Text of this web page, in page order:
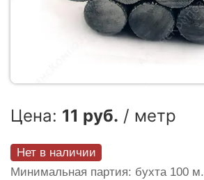
Цена: 11 руб. / метр
Нет в наличии
Минимальная партия: бухта 100 м.